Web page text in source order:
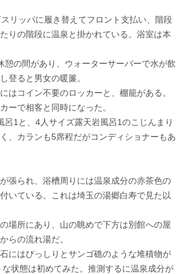
リッパに履き替えてフロント支払い、階段
りの階段に温泉と掛かれている。浴室は本
憩の間があり、ウォーターサーバーで水が飲
登ると男女の暖簾。
はコイン不要のロッカーと、棚籠がある。
ーで相客と同時になった。
呂1と、4人サイズ露天岩風呂1のこじんまり
、カランも5席程だがコンディショナーもあ
張られ、浴槽周りには温泉成分の赤茶色の
いている。これは埼玉の湯郷白寿で見た以
場所にあり、山の眺めで下方は別館への屋
らの流れ湯だ。
にはびっしりとサンゴ礁のような堆積物が
状態は初めてみた。推測するに温泉成分が